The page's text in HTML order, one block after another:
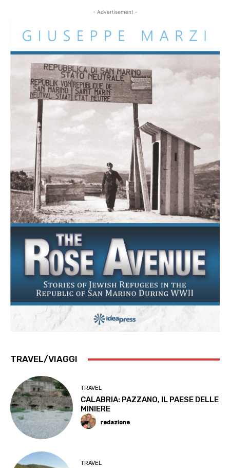
- Advertisement -
TRAVEL/VIAGGI
TRAVEL
CALABRIA: PAZZANO, IL PAESE DELLE
MINIERE
redazione
TRAVEL